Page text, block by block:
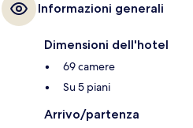
Informazioni generali
Dimensioni dell'hotel
69 camere
Su 5 piani
Arrivo/partenza